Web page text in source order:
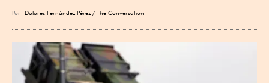
Por Dolores Fernández Pérez / The Conversation